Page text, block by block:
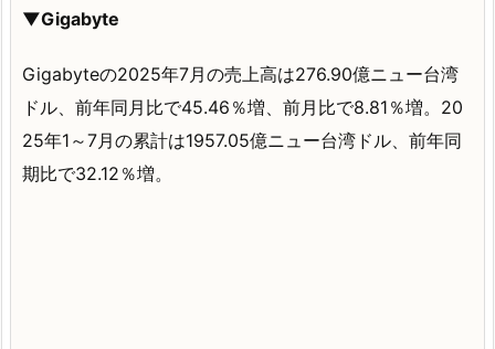
▼Gigabyte
Gigabyteの2025年7月の売上高は276.90億ニュー台湾
ドル、前年同月比で45.46％増、前月比で8.81％増。20
25年1～7月の累計は1957.05億ニュー台湾ドル、前年同
期比で32.12％増。